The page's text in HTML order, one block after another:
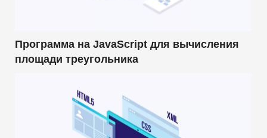
Программа на JavaScript для вычисления
площади треугольника